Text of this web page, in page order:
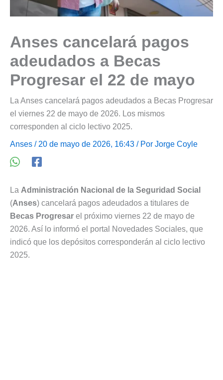
Anses cancelará pagos
adeudados a Becas
Progresar el 22 de mayo
La Anses cancelará pagos adeudados a Becas Progresar
el viernes 22 de mayo de 2026. Los mismos
corresponden al ciclo lectivo 2025.
Anses / 20 de mayo de 2026, 16:43 / Por Jorge Coyle
La Administración Nacional de la Seguridad Social
(Anses) cancelará pagos adeudados a titulares de
Becas Progresar el próximo viernes 22 de mayo de
2026. Así lo informó el portal Novedades Sociales, que
indicó que los depósitos corresponderán al ciclo lectivo
2025.